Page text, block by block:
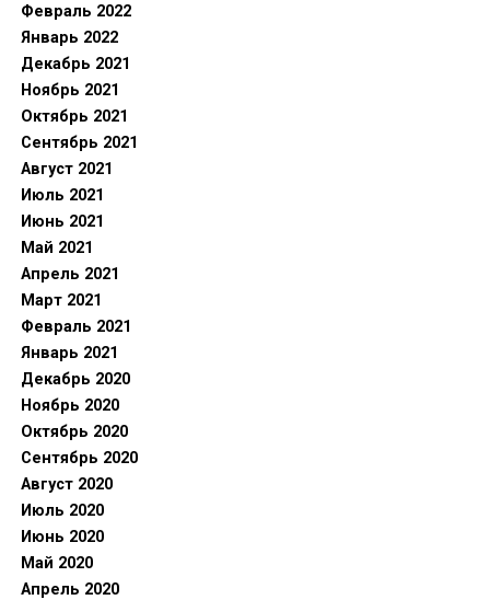
Февраль 2022
Январь 2022
Декабрь 2021
Ноябрь 2021
Октябрь 2021
Сентябрь 2021
Август 2021
Июль 2021
Июнь 2021
Май 2021
Апрель 2021
Март 2021
Февраль 2021
Январь 2021
Декабрь 2020
Ноябрь 2020
Октябрь 2020
Сентябрь 2020
Август 2020
Июль 2020
Июнь 2020
Май 2020
Апрель 2020